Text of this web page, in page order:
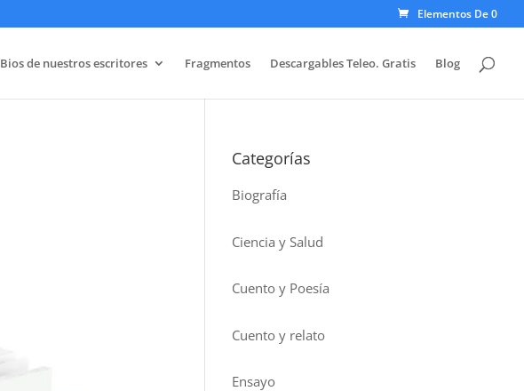
Elementos De 0
Bios de nuestros escritores Fragmentos Descargables Teleo. Gratis Blog
Categorías
Biografía
Ciencia y Salud
Cuento y Poesía
Cuento y relato
Ensayo